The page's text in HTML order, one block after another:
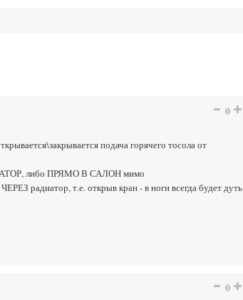
0
подача горячего тосола от
либо ПРЯМО В САЛОН мимо
радиатор, т.е. открыв кран - в ноги всегда будет дуть
0